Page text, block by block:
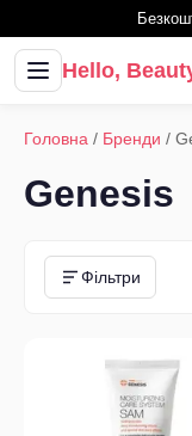
Hello,
Головна / Бренди /
Genesis
Фільтри